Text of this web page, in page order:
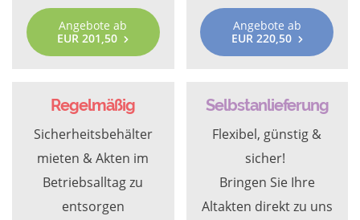
Angebote ab
EUR 201,50
Angebote ab
EUR 220,50
Regelmäßig
Sicherheitsbehälter
mieten & Akten im
Betriebsalltag zu
entsorgen
Selbstanlieferung
Flexibel, günstig &
sicher!
Bringen Sie Ihre
Altakten direkt zu uns